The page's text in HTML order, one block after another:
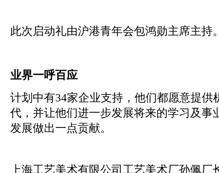
此次启动礼由沪港青年会包鸿勋主席主持
业界一呼百应
计划中有34家企业支持，他们都愿意提供
代，并让他们进一步发展将来的学习及事
发展做出一点贡献。
上海工艺美术有限公司工艺美术厂孙佩